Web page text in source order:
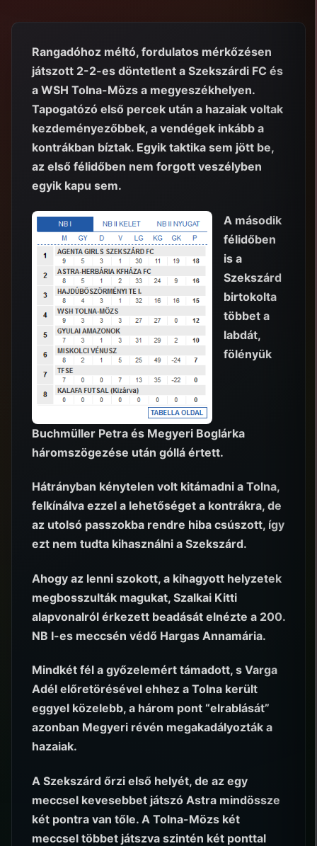
Rangadóhoz méltó, fordulatos mérkőzésen
játszott 2-2-es döntetlent a Szekszárdi FC és
a WSH Tolna-Mözs a megyeszékhelyen.
Tapogatózó első percek után a hazaiak voltak
kezdeményezőbbek, a vendégek inkább a
kontrákban bíztak. Egyik taktika sem jött be,
az első félidőben nem forgott veszélyben
egyik kapu sem.
A második
félidőben
is a
Szekszárd
birtokolta
többet a
labdát,
fölényük
Buchmüller Petra és Megyeri Boglárka
háromszögezése után góllá értett.
Hátrányban kénytelen volt kitámadni a Tolna,
felkínálva ezzel a lehetőséget a kontrákra, de
az utolsó passzokba rendre hiba csúszott, így
ezt nem tudta kihasználni a Szekszárd.
Ahogy az lenni szokott, a kihagyott helyzetek
megbosszulták magukat, Szalkai Kitti
alapvonalról érkezett beadását elnézte a 200.
NB I-es meccsén védő Hargas Annamária.
Mindkét fél a győzelemért támadott, s Varga
Adél előretörésével ehhez a Tolna került
eggyel közelebb, a három pont “elrablását”
azonban Megyeri révén megakadályozták a
hazaiak.
A Szekszárd őrzi első helyét, de az egy
meccsel kevesebbet játszó Astra mindössze
két pontra van tőle. A Tolna-Mözs két
meccsel többet játszva szintén két ponttal